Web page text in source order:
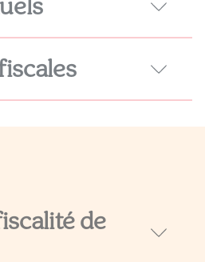
plus
de